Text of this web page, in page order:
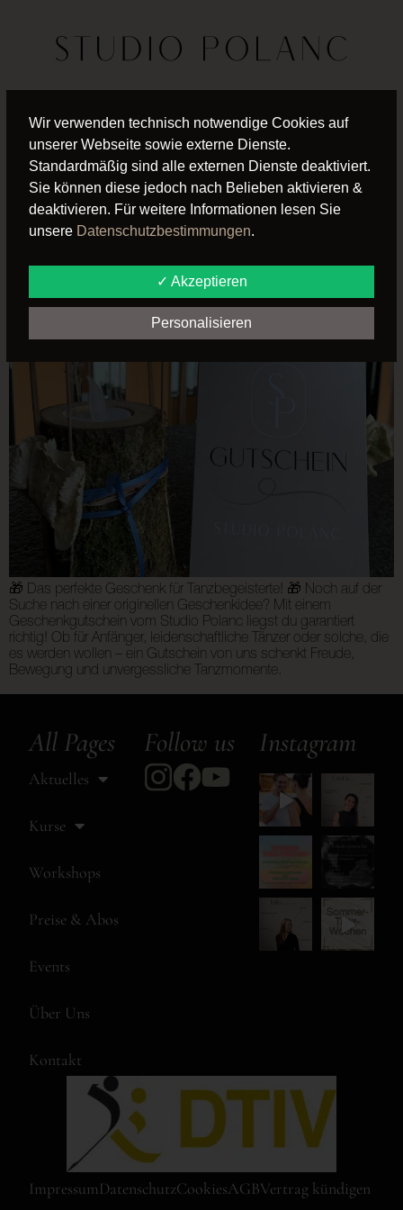
SCHLAGWORT:REISE
GESCHENK-
GUTSCHEINE VOM
STUDIO POLANC
🎁 Das perfekte Geschenk für Tanzbegeisterte! 🎁 Noch auf der
Suche nach einer originellen Geschenkidee? Mit einem
Geschenkgutschein vom Studio Polanc liegst du garantiert
richtig! Ob für Anfänger, leidenschaftliche Tänzer oder solche, die
es werden wollen – ein Gutschein von uns schenkt Freude,
Bewegung und unvergessliche Tanzmomente.
All Pages
Aktuelles
Kurse
Workshops
Preise & Abos
Events
Über Uns
Kontakt
Follow us Instagram
ImpressumDatenschutzCookiesAGBVertrag kündigen
Wir verwenden technisch notwendige Cookies auf
unserer Webseite sowie externe Dienste.
Standardmäßig sind alle externen Dienste deaktiviert.
Sie können diese jedoch nach Belieben aktivieren &
deaktivieren. Für weitere Informationen lesen Sie
unsere Datenschutzbestimmungen.
✓ Akzeptieren
Personalisieren